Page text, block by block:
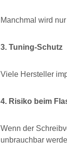
Manchmal wird
3. Tuning-Schutz
Viele Hersteller
4. Risiko beim
Wenn der
unbrauchbar